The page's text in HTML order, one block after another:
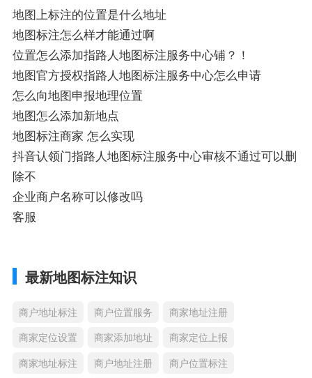
地图上标注的位置是什么地址
地图标注怎么样才能通过啊
位置怎么添加指路人地图标注服务中心铺？！
地图官方授权指路人地图标注服务中心怎么申请
怎么向地图申报地理位置
地图怎么添加新地点
地图标注商家 怎么实现
抖音认领门指路人地图标注服务中心审核不通过可以删
除不
企业商户名称可以修改吗
客服
最新地图标注知识
商户地址标注 商户位置服务
商家地址注册
商家定位设置
商家添加地址
商家定位上报
商家地址标注
商户地址注册 商户位置标注